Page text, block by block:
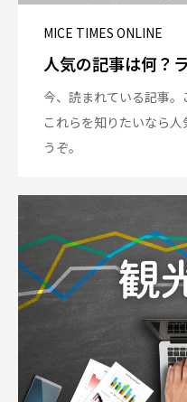
MICE TIMES ONLINE
人気の記事は何？
今、読まれている記事。
これらを知りたいなら
うぞ。